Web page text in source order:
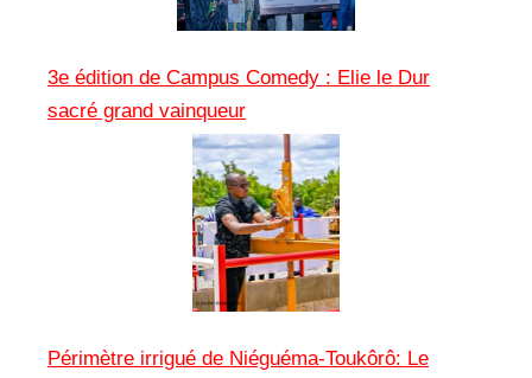
3e édition de Campus Comedy : Elie le Dur
sacré grand vainqueur
Périmètre irrigué de Niéguéma-Toukôrô: Le